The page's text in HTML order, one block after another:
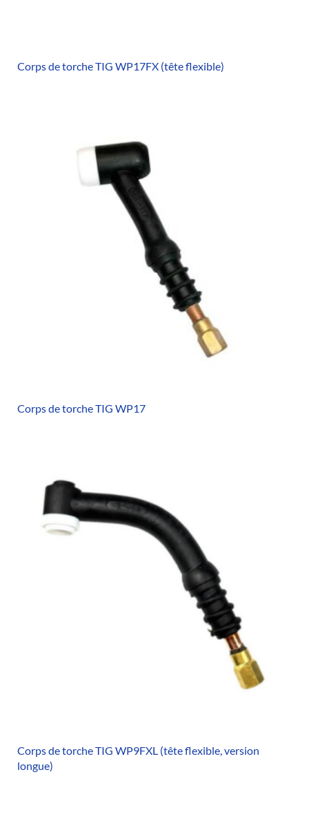
Corps de torche TIG WP17FX (tête flexible)
Corps de torche TIG WP17
Corps de torche TIG WP9FXL (tête flexible, version
longue)